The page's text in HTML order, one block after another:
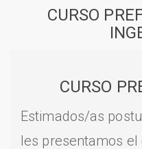
CURSO
CURSO
Estimados/as
les presentamos